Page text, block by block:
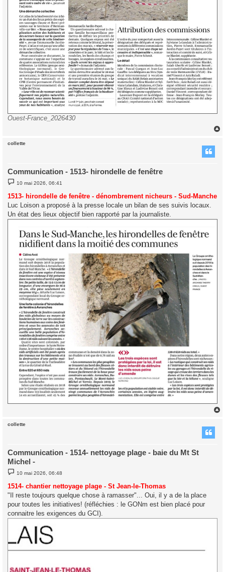
Ouest-France_2026430
collette
Communication - 1513- hirondelle de fenêtre
M
e
s
s
a
e
10 mai 2026, 06:41
1513- hirondelle de fenêtre - dénombrement nicheurs - Sud-Manche
Luc Loison a proposé à la presse locale un bilan de ses suivis locaux.
Un état des lieux objectif bien rapporté par la journaliste.
collette
Communication - 1514- nettoyage plage - baie du Mt St
Michel -
M
s
s
a
e
10 mai 2026, 06:48
1514- chantier nettoyage plage - St Jean-le-Thomas
"Il reste toujours quelque chose à ramasser"... Oui, il y a de la place
pour toutes les initiatives! (réfléchies : le GONm est bien placé pour
connaitre les exigences du GCI).